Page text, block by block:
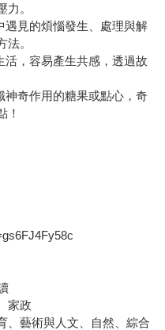
。
遇見的煩惱發生、處理與解
。
，容易產生共感，透過故
神奇作用的糖果或點心，奇
！
家政
藝術與人文、自然、綜合